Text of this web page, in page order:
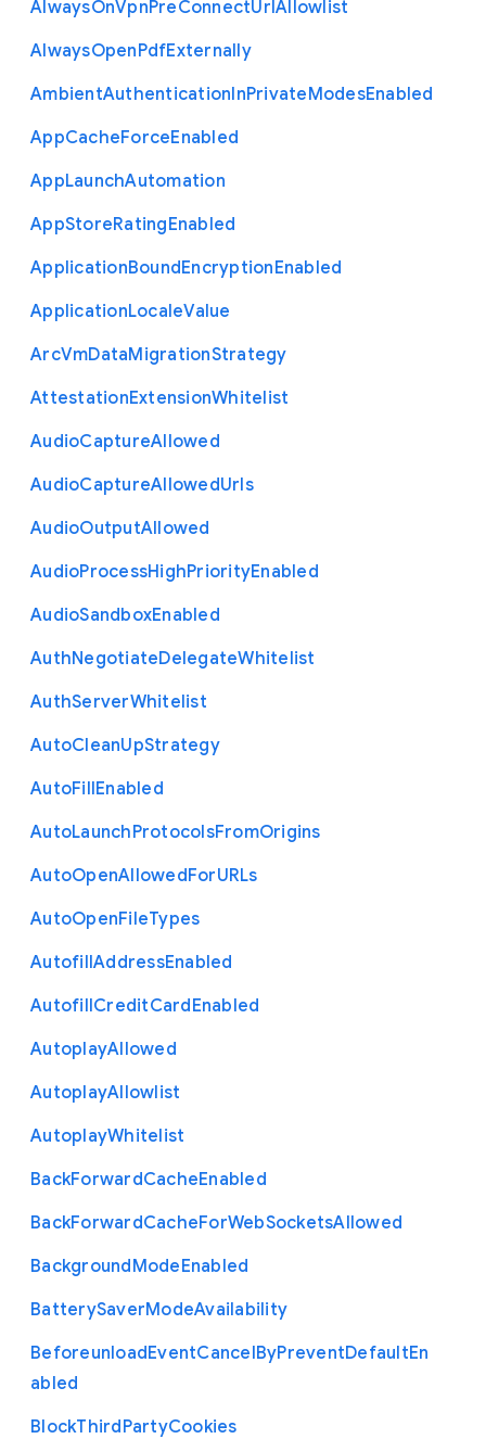
AlwaysOnVpnPreConnectUrlAllowlist
AlwaysOpenPdfExternally
AmbientAuthenticationInPrivateModesEnabled
AppCacheForceEnabled
AppLaunchAutomation
AppStoreRatingEnabled
ApplicationBoundEncryptionEnabled
ApplicationLocaleValue
ArcVmDataMigrationStrategy
AttestationExtensionWhitelist
AudioCaptureAllowed
AudioCaptureAllowedUrls
AudioOutputAllowed
AudioProcessHighPriorityEnabled
AudioSandboxEnabled
AuthNegotiateDelegateWhitelist
AuthServerWhitelist
AutoCleanUpStrategy
AutoFillEnabled
AutoLaunchProtocolsFromOrigins
AutoOpenAllowedForURLs
AutoOpenFileTypes
AutofillAddressEnabled
AutofillCreditCardEnabled
AutoplayAllowed
AutoplayAllowlist
AutoplayWhitelist
BackForwardCacheEnabled
BackForwardCacheForWebSocketsAllowed
BackgroundModeEnabled
BatterySaverModeAvailability
BeforeunloadEventCancelByPreventDefaultEn
abled
BlockThirdPartyCookies